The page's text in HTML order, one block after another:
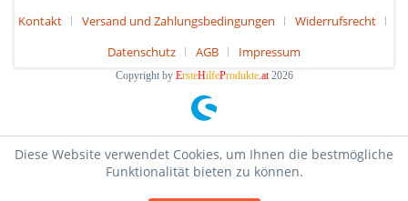
Kontakt
Versand und Zahlungsbedingungen
Widerrufsrecht
Datenschutz
AGB Impressum
Copyright by ErsteHilfeProdukte.at2026
Diese Website verwendet Cookies, um Ihnen die bestmögliche
Funktionalität bieten zu können.